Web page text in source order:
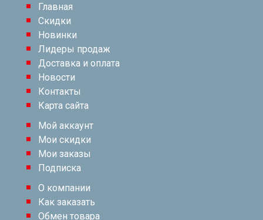
Главная
Скидки
Новинки
Лидеры продаж
Доставка и оплата
Новости
Контакты
Карта сайта
Мой аккаунт
Мои скидки
Мои заказы
Подписка
О компании
Как заказать
Обмен товара